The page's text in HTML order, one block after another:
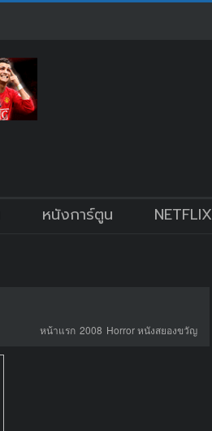
หนังการ์ตูน NETFLIX
หน้าแรก 2008 Horror หนังสยองขวัญ